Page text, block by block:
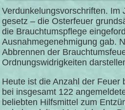
Verdunkelungsvorschriften. Im
gesetz – die Osterfeuer
die Brauchtumspflege
Ausnahmegenehmigung gab.
Abbrennen der
Ordnungswidrigkeiten
Heute ist die Anzahl der
bei insgesamt 122
beliebten Hilfsmittel zum